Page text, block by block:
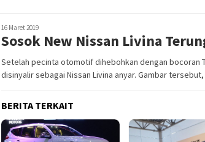
16 Maret 2019
Sosok New Nissan Livina
Setelah pecinta otomotif dihebohkan dengan bocoran
disinyalir sebagai Nissan Livina anyar. Gambar tersebut,
BERITA TERKAIT